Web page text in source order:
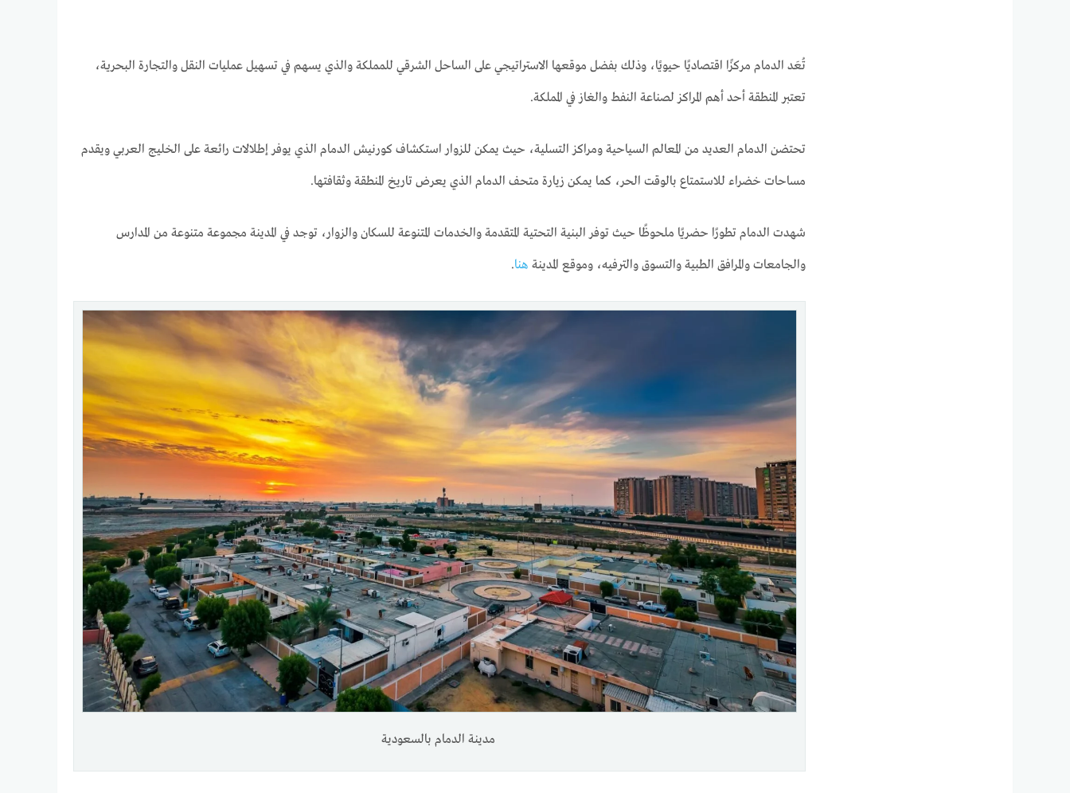
تُعَد الدمام مركزًا اقتصاديًا حيويًا، وذلك بفضل موقعها الاستراتيجي على الساحل الشرقي للمملكة والذي يسهم في تسهيل عمليات النقل والتجارة البحرية،
تعتبر المنطقة أحد أهم المراكز لصناعة النفط والغاز في المملكة.
تحتضن الدمام العديد من المعالم السياحية ومراكز التسلية، حيث يمكن للزوار استكشاف كورنيش الدمام الذي يوفر إطلالات رائعة على الخليج العربي ويقدم
مساحات خضراء للاستمتاع بالوقت الحر، كما يمكن زيارة متحف الدمام الذي يعرض تاريخ المنطقة وثقافتها.
شهدت الدمام تطورًا حضريًا ملحوظًا حيث توفر البنية التحتية المتقدمة والخدمات المتنوعة للسكان والزوار، توجد في المدينة مجموعة متنوعة من المدارس
والجامعات والمرافق الطبية والتسوق والترفيه، وموقع المدينة هنا.
مدينة الدمام بالسعودية